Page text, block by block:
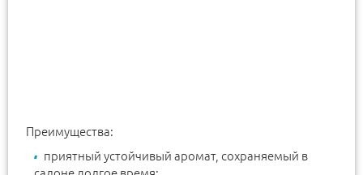
Преимущества:
приятный устойчивый аромат, сохраняемый в